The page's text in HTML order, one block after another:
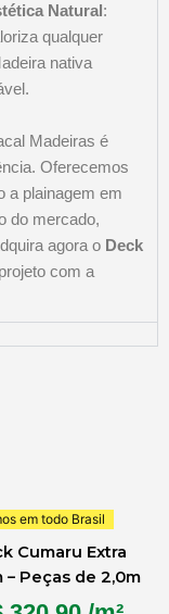
Natural :
qualquer
nativa
Madeiras é
Oferecemos
a plainagem em
do mercado,
agora o Deck
com a
em todo Brasil
Cumaru Extra
– Peças de 2,0m